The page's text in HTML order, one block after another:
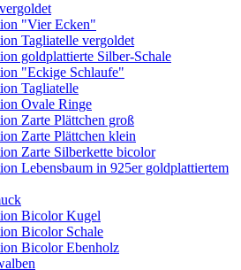
"Vier Ecken"
Tagliatelle vergoldet
goldplattierte Silber-Schale
"Eckige Schlaufe"
Tagliatelle
Ovale Ringe
Zarte Plättchen groß
Zarte Plättchen klein
Zarte Silberkette bicolor
Lebensbaum in 925er goldplattiertem
Bicolor Kugel
Bicolor Schale
Bicolor Ebenholz